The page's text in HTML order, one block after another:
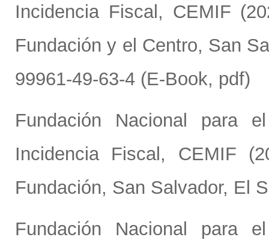
Incidencia Fiscal, CEMIF
Fundación y el Centro, San
99961-49-63-4 (E-Book, pdf)
Fundación Nacional para
Incidencia Fiscal, CEMIF
Fundación, San Salvador, El
Fundación Nacional para